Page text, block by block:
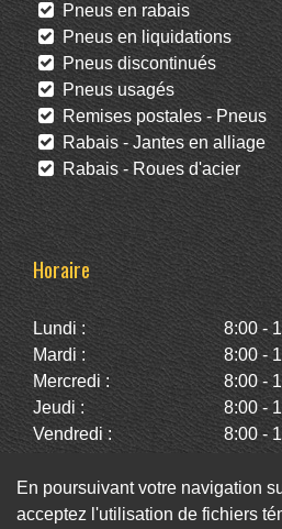
Pneus en rabais
Pneus en liquidations
Pneus discontinués
Pneus usagés
Remises postales - Pneus
Rabais - Jantes en alliage
Rabais - Roues d'acier
Horaire
Lundi :
8:00 -
Mardi :
8:00 -
Mercredi :
8:00 -
Jeudi :
8:00 -
Vendredi :
8:00 -
Dimanche :
Fermé
En poursuivant votre navigation
acceptez l'utilisation de fichiers